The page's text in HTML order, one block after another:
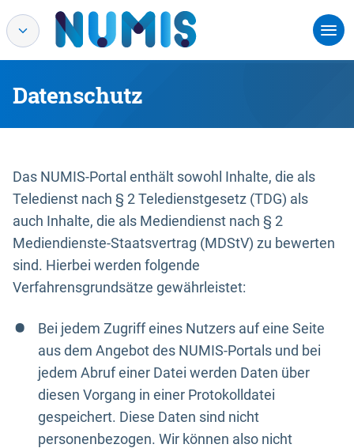
Datenschutz
Das NUMIS-Portal enthält sowohl Inhalte, die als
Teledienst nach § 2 Teledienstgesetz (TDG) als
auch Inhalte, die als Mediendienst nach § 2
Mediendienste-Staatsvertrag (MDStV) zu bewerten
sind. Hierbei werden folgende
Verfahrensgrundsätze gewährleistet:
Bei jedem Zugriff eines Nutzers auf eine Seite
aus dem Angebot des NUMIS-Portals und bei
jedem Abruf einer Datei werden Daten über
diesen Vorgang in einer Protokolldatei
gespeichert. Diese Daten sind nicht
personenbezogen. Wir können also nicht